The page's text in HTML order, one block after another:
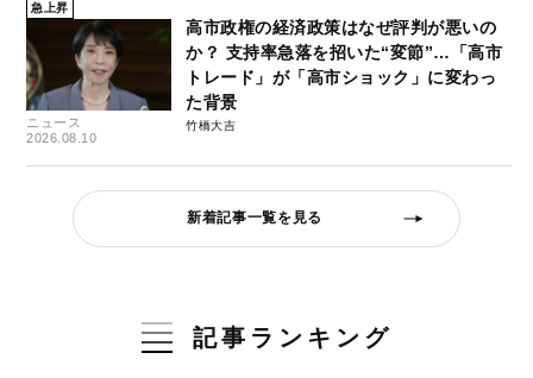
急上昇
ニュース
2026.08.10
高市政権の経済政策はなぜ評判が悪いの
か？ 支持率急落を招いた“変節”…「高市
トレード」が「高市ショック」に変わっ
た背景
竹橋大吉
新着記事一覧を見る
記事ランキング